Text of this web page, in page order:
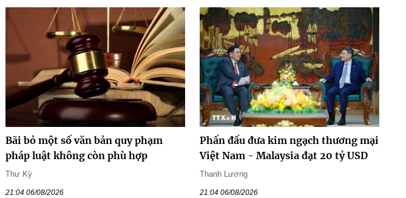
Bãi bỏ một số văn bản quy phạm
pháp luật không còn phù hợp
Thư Kỳ
21:04 06/08/2026
Phấn đấu đưa kim ngạch thương mại
Việt Nam - Malaysia đạt 20 tỷ USD
Thanh Lương
21:04 06/08/2026